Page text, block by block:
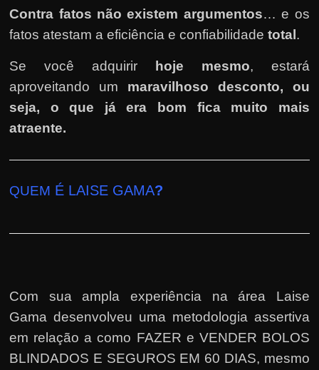
Contra fatos não existem argumentos… e os
fatos atestam a eficiência e confiabilidadetotal .
Se você adquirir hoje mesmo, estará
aproveitando um maravilhoso desconto, ou
seja, o que já era bom fica muito mais
atraente.
QUEM É LAISE GAMA?
Com sua ampla experiência na área Laise
Gama desenvolveu uma metodologia assertiva
em relação a como FAZER e VENDER BOLOS
BLINDADOS E SEGUROS EM 60 DIAS, mesmo